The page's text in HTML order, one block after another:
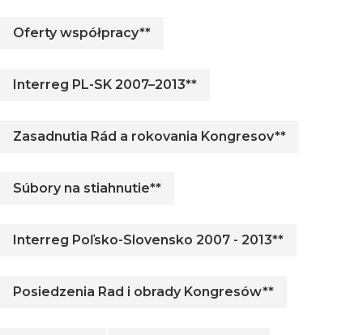
Oferty współpracy**
Interreg PL-SK 2007–2013**
Zasadnutia Rád a rokovania Kongresov**
Súbory na stiahnutie**
Interreg Poľsko-Slovensko 2007 - 2013**
Posiedzenia Rad i obrady Kongresów**